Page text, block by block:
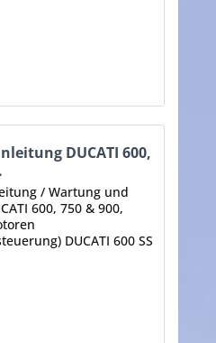
leichten...
DUCATI 600,
/ Wartung und
600, 750 & 900,
DUCATI 600 SS
1998 DUCATI M 750 /